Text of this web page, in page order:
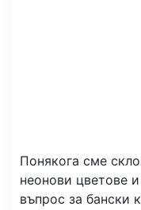
Понякога сме
неонови цветове
въпрос за бански